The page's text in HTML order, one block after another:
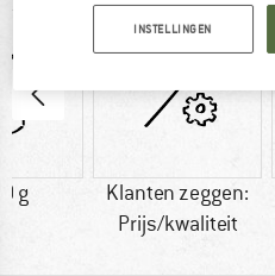
g
Klanten zeggen:
Prijs/kwaliteit
INSTELLINGEN